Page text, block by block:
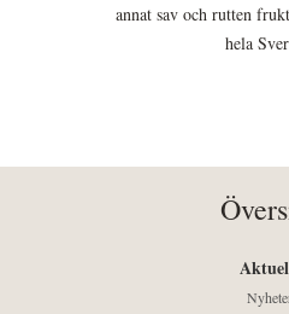
annat sav och rutten
hela